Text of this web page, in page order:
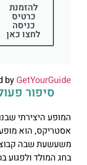
להזמנת
כרטיס
כניסה
לחצו כאן
byGetYourGuide
סיפור
המופע היצירתי
אסטריקס, הוא
משעשעת שבה
בחג המולד ולפגוע